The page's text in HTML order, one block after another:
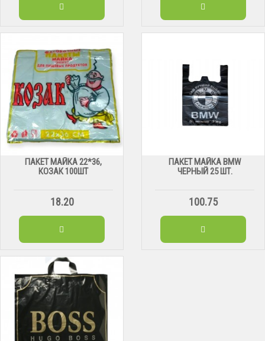
ПАКЕТ МАЙКА 22*36,
КОЗАК 100ШТ
18.20
ПАКЕТ МАЙКА BMW
ЧЕРНЫЙ 25 ШТ.
100.75